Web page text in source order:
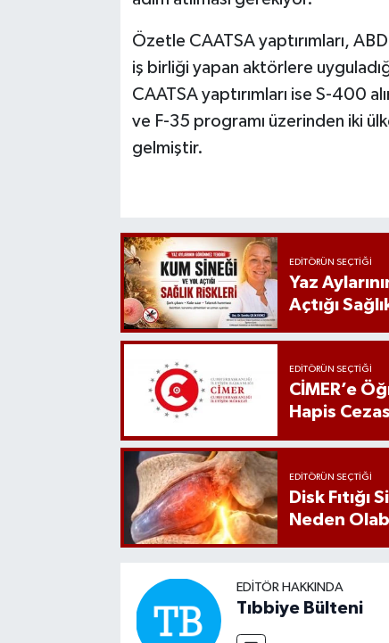
Özetle CAATSA yaptırımları,
iş birliği yapan aktörlere
CAATSA yaptırımları ise S-400
ve F-35 programı üzerinden iki
gelmiştir.
EDITÖRÜN SEÇTIĞI
Yaz
Açtığı
EDITÖRÜN SEÇTIĞI
CİMER’e
Hapis
EDITÖRÜN SEÇTIĞI
Disk Fıtığı
Neden
EDITÖR HAKKINDA
Tıbbiye Bülteni